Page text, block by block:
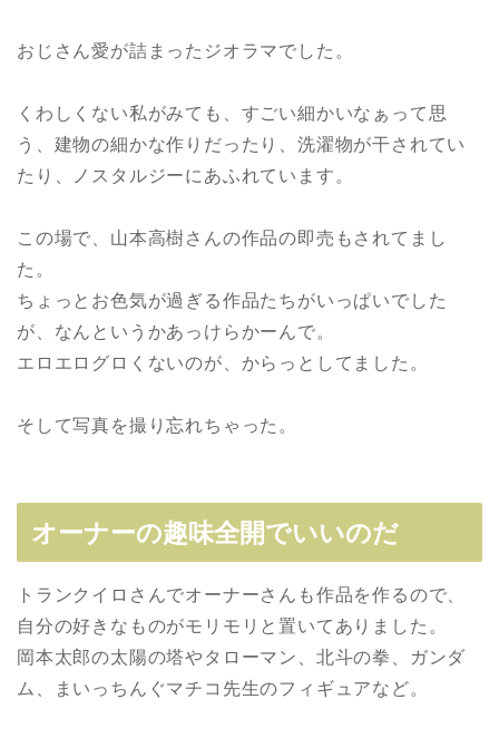
おじさん愛が詰まったジオラマでした。
くわしくない私がみても、すごい細かいなぁって思
う、建物の細かな作りだったり、洗濯物が干されてい
たり、ノスタルジーにあふれています。
この場で、山本高樹さんの作品の即売もされてまし
た。
ちょっとお色気が過ぎる作品たちがいっぱいでした
が、なんというかあっけらかーんで。
エロエログロくないのが、からっとしてました。
そして写真を撮り忘れちゃった。
オーナーの趣味全開でいいのだ
トランクイロさんでオーナーさんも作品を作るので、
自分の好きなものがモリモリと置いてありました。
岡本太郎の太陽の塔やタローマン、北斗の拳、ガンダ
ム、まいっちんぐマチコ先生のフィギュアなど。